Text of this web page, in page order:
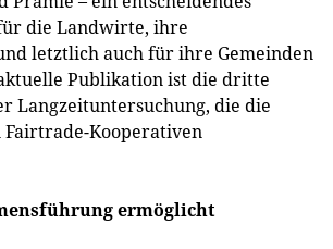
die Landwirte, ihre
letztlich auch für ihre Gemeinden
Publikation ist die dritte
Langzeituntersuchung, die die
Kooperativen
ermöglicht